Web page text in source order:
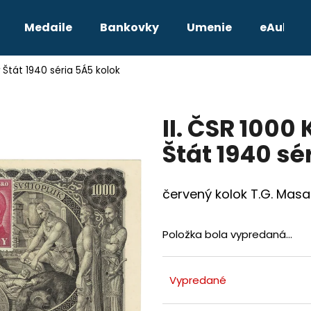
Medaile Bankovky Umenie eAukcie
Štát 1940 séria 5Á5 kolok
II. ČSR
Štát 1940
červený kolok T.G.
Položka bola vypredaná…
Vypredané
Čo potrebujete nájsť?
HĽADAŤ
Odporúčame
PTOLEMAIOS VI. JOZEF II. 3